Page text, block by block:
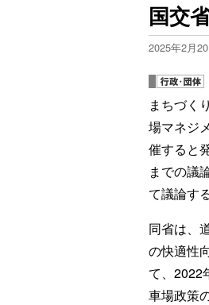
国交
2025年2月
まちづく
場マネジ
催すると
までの議
て議論する
同省は、
の快適性
て、2022
車場政策